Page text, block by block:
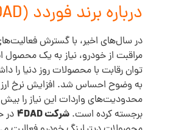
درباره برند فوردد (4DAD):
در سال‌های اخیر، با گسترش
مراقبت از خودرو، نیاز به یک محصول
توان رقابت با محصولات روز دنیا را
به وضوح احساس شد. افزایش نرخ
محدودیت‌های واردات این نیاز را
برجسته کرده است. شرکت 4DAD
در